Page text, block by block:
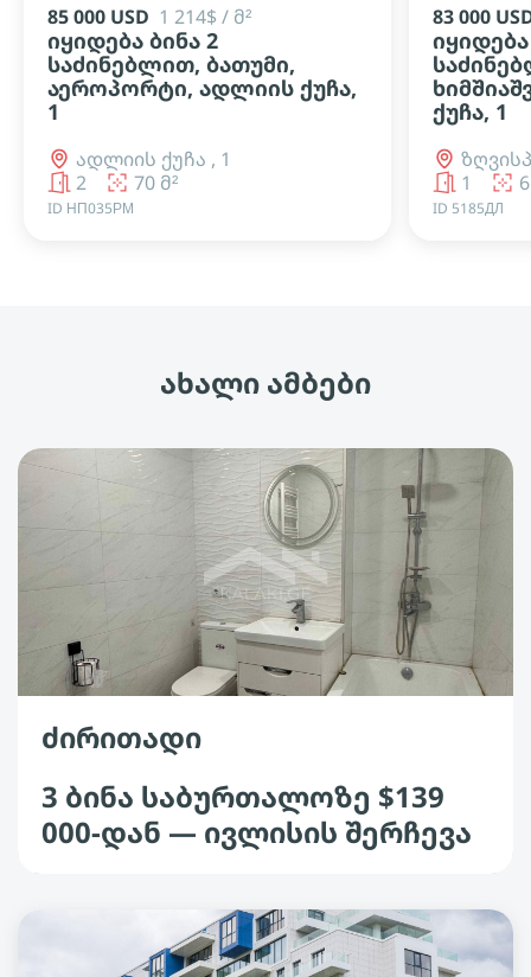
85 000 USD 1 214$ / მ²
იყიდება ბინა 2
საძინებლით, ბათუმი,
აეროპორტი, ადლიის ქუჩა,
1
ადლიის ქუჩა , 1
2
70 მ²
ID НП035РМ
83 000
იყიდება
ქუჩა, 1
1
ID 5185ДЛ
ახალი ამბები
ძირითადი
3 ბინა საბურთალოზე $139
000-დან — ივლისის შერჩევა